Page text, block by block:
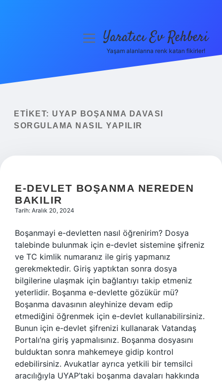
Yasal Uyarı
menüyüYaratıcı Ev Rehberi
Yaşam alanlarına renk katan fikirler!
ETIKET: UYAP BOŞANMA DAVASI
SORGULAMA NASIL YAPILIR
E-DEVLET BOŞANMA NEREDEN
BAKILIR
Tarih: Aralık 20, 2024
Boşanmayi e-devletten nasıl öğrenirim? Dosya
talebinde bulunmak için e-devlet sistemine şifreniz
ve TC kimlik numaranız ile giriş yapmanız
gerekmektedir. Giriş yaptıktan sonra dosya
bilgilerine ulaşmak için bağlantıyı takip etmeniz
yeterlidir. Boşanma e-devlette gözükür mü?
Boşanma davasının aleyhinize devam edip
etmediğini öğrenmek için e-devlet kullanabilirsiniz.
Bunun için e-devlet şifrenizi kullanarak Vatandaş
Portalı’na giriş yapmalısınız. Boşanma dosyasını
bulduktan sonra mahkemeye gidip kontrol
edebilirsiniz. Avukatlar ayrıca yetkili bir temsilci
aracılığıyla UYAP’taki boşanma davaları hakkında